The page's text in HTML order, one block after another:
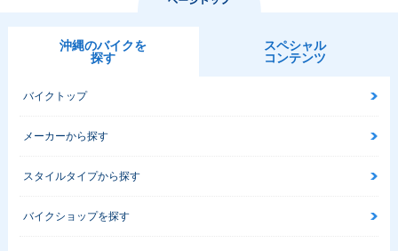
沖縄のバイクを
探す
スペシャル
コンテンツ
バイクトップ
メーカーから探す
スタイルタイプから探す
バイクショップを探す